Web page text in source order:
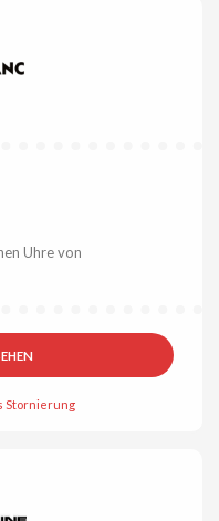
Uhre von
Stornierung